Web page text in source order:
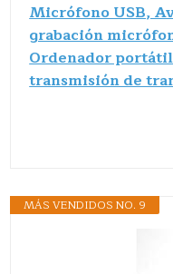
Micrófono USB,
grabación
Ordenador
transmisión de
MÁS VENDIDOS NO. 9